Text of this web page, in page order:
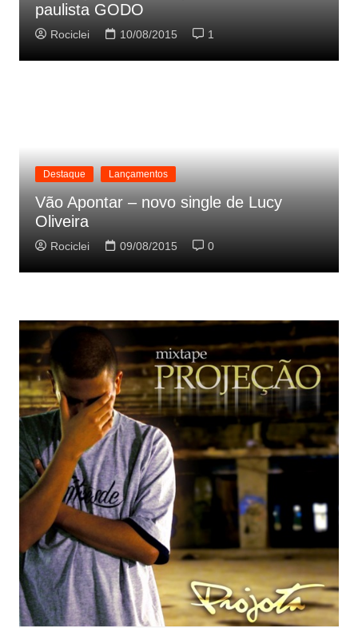
paulista GODO
Rociclei 10/08/2015 1
Destaque Lançamentos
Vão Apontar – novo single de Lucy
Oliveira
Rociclei 09/08/2015 0